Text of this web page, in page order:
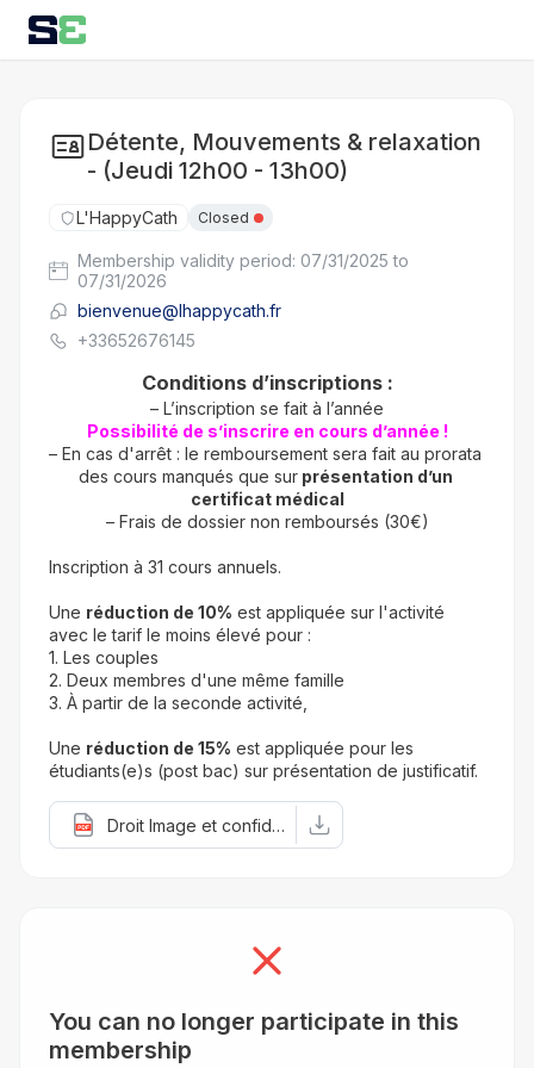
Détente, Mouvements & relaxation
- (Jeudi 12h00 - 13h00)
L'HappyCath Closed
Membership validity period: 07/31/2025 to
07/31/2026
bienvenue@lhappycath.fr
+33652676145
Conditions d’inscriptions :
– L’inscription se fait à l’année
Possibilité de s’inscrire en cours d’année !
– En cas d'arrêt : le remboursement sera fait au prorata
des cours manqués que sur présentation d’un
certificat médical
– Frais de dossier non remboursés (30€)
Inscription à 31 cours annuels.
Une réduction de 10% est appliquée sur l'activité
avec le tarif le moins élevé pour :
1. Les couples
2. Deux membres d'une même famille
3. À partir de la seconde activité,
Une réduction de 15% est appliquée pour les
étudiants(e)s (post bac) sur présentation de justificatif.
Droit Image et confidentialité 24-25.pdf
You can no longer participate in this
membership